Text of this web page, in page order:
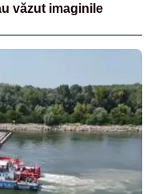
văzut imaginile